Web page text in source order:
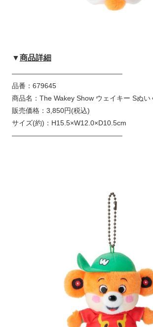
▼商品詳細
————————————————
品番：679645
商品名：The Wakey Show ウェイキー Sぬい
販売価格：3,850円(税込)
サイズ(約)：H15.5×W12.0×D10.5cm
————————————————